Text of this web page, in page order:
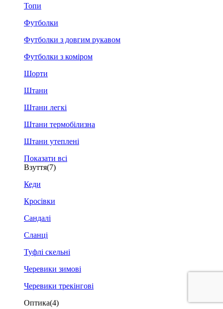
Топи
Футболки
Футболки з довгим рукавом
Футболки з коміром
Шорти
Штани
Штани легкі
Штани термобілизна
Штани утеплені
Показати всі
Взуття(7)
Кеди
Кросівки
Сандалі
Сланці
Туфлі скельні
Черевики зимові
Черевики трекінгові
Оптика(4)